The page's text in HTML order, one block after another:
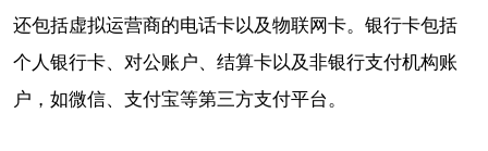
还包括虚拟运营商的电话卡以及物联网卡。银行卡包括
个人银行卡、对公账户、结算卡以及非银行支付机构账
户，如微信、支付宝等第三方支付平台。